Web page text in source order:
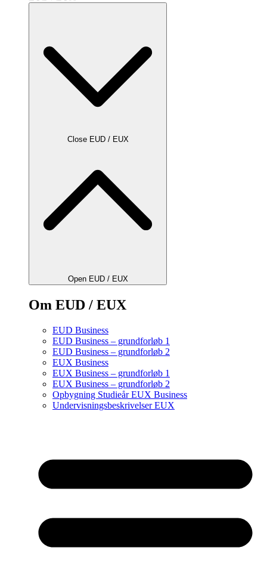
Close EUD / EUX
Open EUD / EUX
Om EUD / EUX
EUD Business
EUD Business – grundforløb 1
EUD Business – grundforløb 2
EUX Business
EUX Business – grundforløb 1
EUX Business – grundforløb 2
Opbygning Studieår EUX Business
Undervisningsbeskrivelser EUX